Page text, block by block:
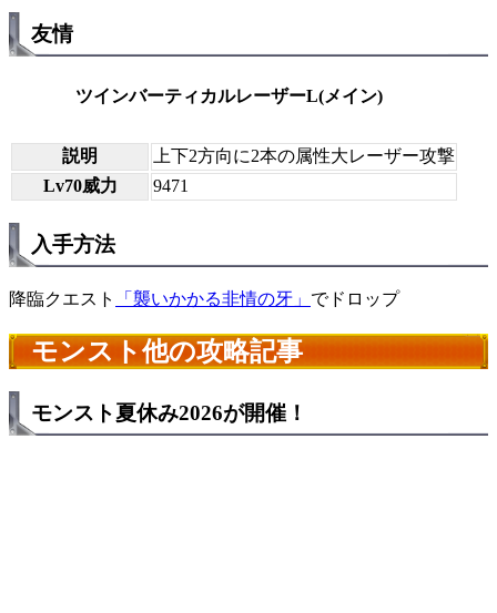
友情
ツインバーティカルレーザーL(メイン)
説明
上下2方向に2本の属性大レーザー攻撃
Lv70威力
9471
入手方法
降臨クエスト 「襲いかかる非情の牙」 でドロップ
モンスト他の攻略記事
モンスト夏休み2026が開催！